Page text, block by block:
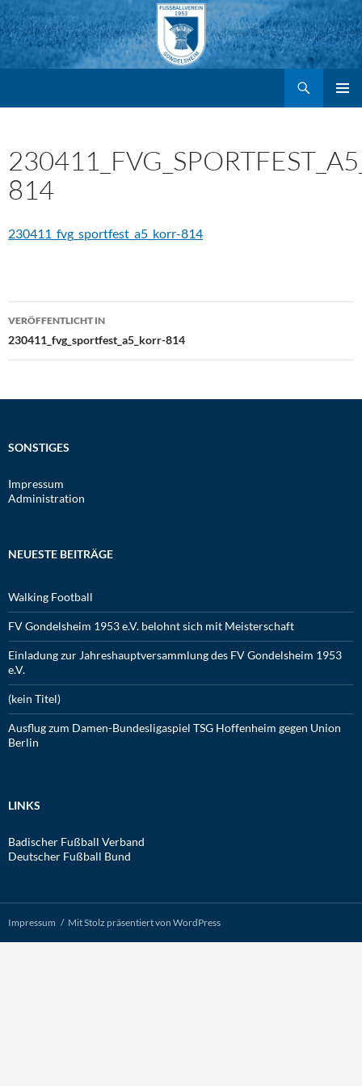
Zum
Inhalt
springen
814
230411_fvg_sportfest_a5_korr-814
Beitragsnavigation
VERÖFFENTLICHT IN
230411_fvg_sportfest_a5_korr-814
SONSTIGES
Impressum
Administration
NEUESTE BEITRÄGE
Walking Football
FV Gondelsheim 1953 e.V. belohnt sich mit Meisterschaft
Einladung zur Jahreshauptversammlung des FV Gondelsheim 1953
e.V.
(kein Titel)
Ausflug zum Damen-Bundesligaspiel TSG Hoffenheim gegen Union
Berlin
LINKS
Badischer Fußball Verband
Deutscher Fußball Bund
Impressum Mit Stolz präsentiert von WordPress